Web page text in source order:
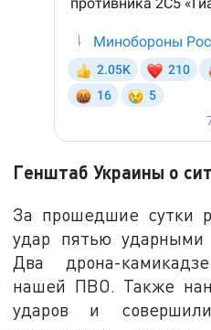
Генштаб Украины о
За прошедшие сутки
удар пятью
Два дрона-
нашей ПВО. Также
ударов и